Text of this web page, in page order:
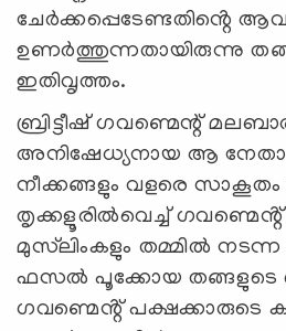
ചേർക്കപ്പെടേണ്ടതിൻ്റെ
ഉണർത്തുന്നതായിരുന്നു
ഇതിവൃത്തം.
ബ്രിട്ടീഷ് ഗവണ്മെന്റ്
അനിഷേധ്യനായ ആ
നീക്കങ്ങളും വളരെ സാകൂതം
തൃക്കളൂരിൽവെച്ച് ഗവണ്മെൻ്റ്
മുസ്‌ലിംകളും തമ്മിൽ നടന്ന
ഫസൽ പൂക്കോയ തങ്ങളുടെ
ഗവണ്മെൻ്റ് പക്ഷക്കാരുടെ